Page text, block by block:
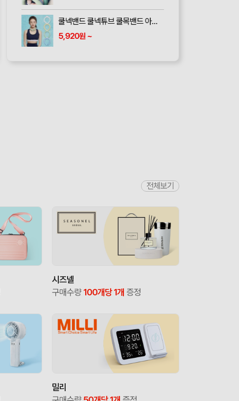
쿨넥밴드 쿨넥튜브 쿨목밴드 아이스 넥밴드 넥쿨러 아이스쿨링
5,920원~
전체보기
시즈넬
구매수량100개당 1개 증정
밀리